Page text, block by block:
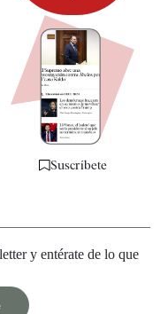
Suscríbete
y entérate de lo que